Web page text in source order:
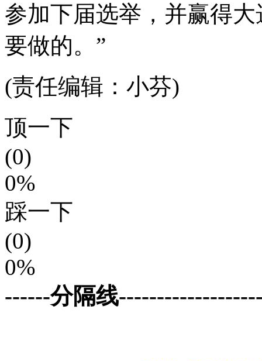
参加下届选举，并赢得
要做的。”
(责任编辑：小芬)
顶一下
(0)
0%
踩一下
(0)
0%
------分隔线